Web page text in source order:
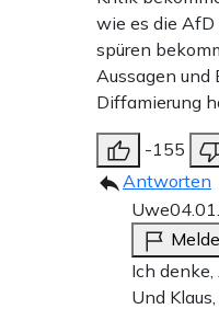
wie es die AfD
spüren
Aussagen und
Diffamierung
-155
Antworten
Uwe
Ich
Und